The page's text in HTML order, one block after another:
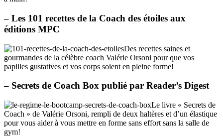
– Les 101 recettes de la Coach des étoiles aux
éditions MPC
Des recettes saines et
gourmandes de la célèbre coach Valérie Orsoni pour que vos
papilles gustatives et vos corps soient en pleine forme!
– Secrets de Coach Box publié par Reader’s Digest
Le livre « Secrets de
Coach » de Valérie Orsoni, rempli de deux haltères et d’un élastique
pour vous aider à vous mettre en forme sans effort sans la salle de
gym!